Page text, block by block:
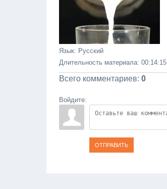
Язык: Русский
Длительность материала: 00:14:15
Всего комментариев: 0
Войдите:
ОТПРАВИТЬ